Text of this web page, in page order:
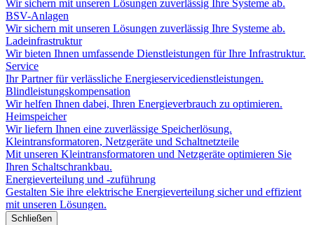
Wir sichern mit unseren Lösungen zuverlässig Ihre Systeme ab.
BSV-Anlagen
Wir sichern mit unseren Lösungen zuverlässig Ihre Systeme ab.
Ladeinfrastruktur
Wir bieten Ihnen umfassende Dienstleistungen für Ihre Infrastruktur.
Service
Ihr Partner für verlässliche Energieservicedienstleistungen.
Blindleistungskompensation
Wir helfen Ihnen dabei, Ihren Energieverbrauch zu optimieren.
Heimspeicher
Wir liefern Ihnen eine zuverlässige Speicherlösung.
Kleintransformatoren, Netzgeräte und Schaltnetzteile
Mit unseren Kleintransformatoren und Netzgeräte optimieren Sie
Ihren Schaltschrankbau.
Energieverteilung und -zuführung
Gestalten Sie ihre elektrische Energieverteilung sicher und effizient
mit unseren Lösungen.
Schließen